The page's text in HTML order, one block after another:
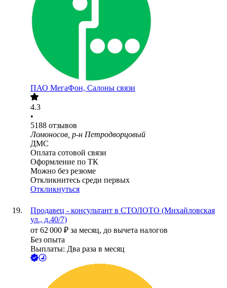
ПАО МегаФон, Салоны связи
4.3
•
5188 отзывов
Ломоносов, р-н Петродворцовый
ДМС
Оплата сотовой связи
Оформление по ТК
Можно без резюме
Откликнитесь среди первых
Откликнуться
Продавец - консультант в СТОЛОТО (Михайловская
ул., д.40/7)
от 62 000 ₽ за месяц, до вычета налогов
Без опыта
Выплаты: Два раза в месяц